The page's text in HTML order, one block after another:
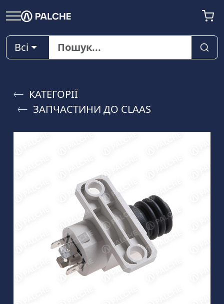
Всі
КАТЕГОРІЇ
ЗАПЧАСТИНИ ДО CLAAS